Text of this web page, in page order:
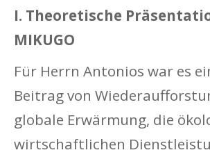
I. Theoretische
MIKUGO
Für Herrn Antonios war es
Beitrag von
globale Erwärmung, die
wirtschaftlichen